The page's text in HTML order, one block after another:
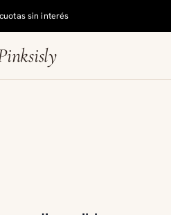
sin interés